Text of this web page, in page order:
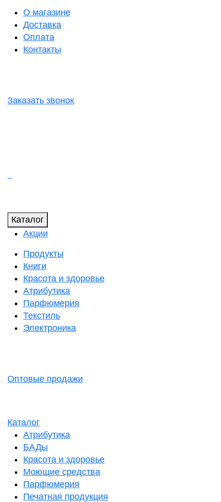
О магазине
Доставка
Оплата
Контакты
Заказать звонок
Каталог
Акции
Продукты
Книги
Красота и здоровье
Атрибутика
Парфюмерия
Текстиль
Электроника
Оптовые продажи
Каталог
Атрибутика
БАДы
Красота и здоровье
Моющие средства
Парфюмерия
Печатная продукция